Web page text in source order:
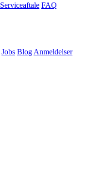
Serviceaftale FAQ
Jobs Blog Anmeldelser